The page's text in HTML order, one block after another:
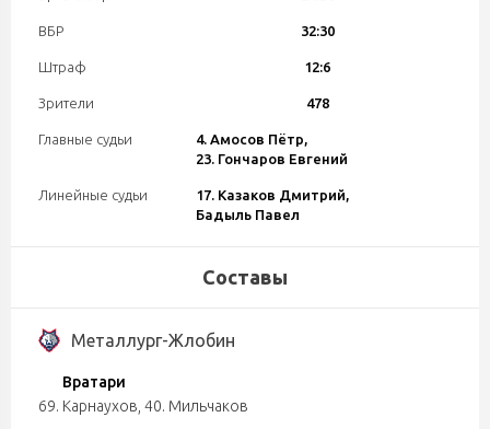
ВБР 32:30
Штраф 12:6
Зрители 478
Главные судьи
4. Амосов Пётр,
23. Гончаров Евгений
Линейные судьи
17. Казаков Дмитрий,
Бадыль Павел
Составы
Металлург-Жлобин
Вратари
69. Карнаухов 40. Мильчаков